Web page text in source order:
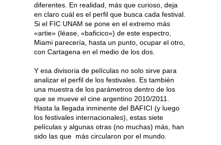
diferentes. En realidad, más que curioso, deja
en claro cuál es el perfil que busca cada festival.
Si el FIC UNAM se pone en el extremo más
«artie» (léase, «baficico») de este espectro,
Miami parecería, hasta un punto, ocupar el otro,
con Cartagena en el medio de los dos.
Y esa divisoria de películas no solo sirve para
analizar el perfil de los festivales. Es también
una muestra de los parámetros dentro de los
que se mueve el cine argentino 2010/2011.
Hasta la llegada inminente del BAFICI (y luego
los festivales internacionales), estas siete
películas y algunas otras (no muchas) más, han
sido las que más circularon por el mundo.